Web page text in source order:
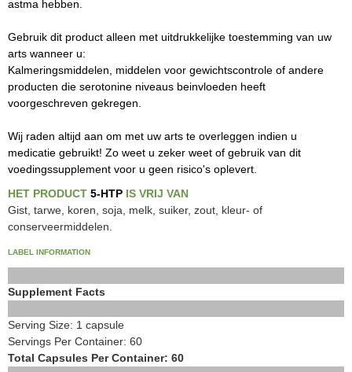
astma hebben.
Gebruik dit product alleen met uitdrukkelijke toestemming van uw
arts wanneer u:
Kalmeringsmiddelen, middelen voor gewichtscontrole of andere
producten die serotonine niveaus beinvloeden heeft
voorgeschreven gekregen.
Wij raden altijd aan om met uw arts te overleggen indien u
medicatie gebruikt! Zo weet u zeker weet of gebruik van dit
voedingssupplement voor u geen risico's oplevert.
HET PRODUCT 5-HTP IS VRIJ VAN
Gist, tarwe, koren, soja, melk, suiker, zout, kleur- of
conserveermiddelen.
LABEL INFORMATION
Supplement Facts
Serving Size: 1 capsule
Servings Per Container: 60
Total Capsules Per Container: 60